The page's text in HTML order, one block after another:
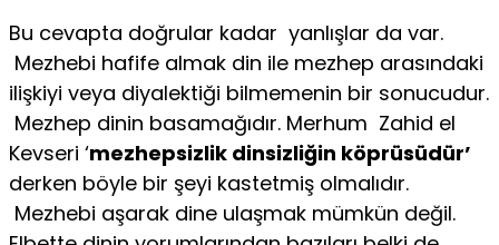
Bu cevapta doğrular kadar yanlışlar da var.
Mezhebi hafife almak din ile mezhep arasındaki
ilişkiyi veya diyalektiği bilmemenin bir sonucudur.
Mezhep dinin basamağıdır. Merhum Zahid el
Kevseri ‘mezhepsizlik dinsizliğin köprüsüdür’
derken böyle bir şeyi kastetmiş olmalıdır.
Mezhebi aşarak dine ulaşmak mümkün değil.